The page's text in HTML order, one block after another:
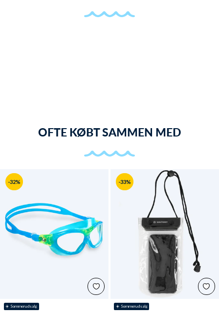
OFTE KØBT SAMMEN MED
-32%
☀️ Sommerudsalg
-33%
☀️ Sommerudsalg